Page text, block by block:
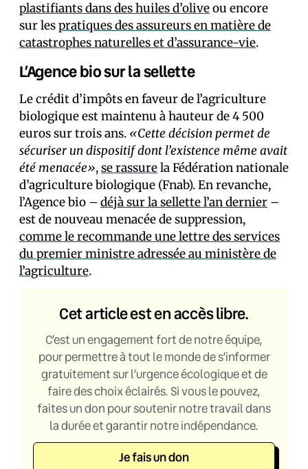
plastifiants dans des huiles d’oliveou encore
sur lespratiques des assureurs en matière de
catastrophes naturelles et d’assurance-vie.
L’Agence bio sur la sellette
Le crédit d’impôts en faveur de l’agriculture
biologique est maintenu à hauteur de 4 500
euros sur trois ans. «Cette décision permet de
sécuriser un dispositif dont l’existence même avait
été menacée»,se rassurela Fédération nationale
d’agriculture biologique (Fnab). En revanche,
l’Agence bio – déjà sur la sellette l’an dernier –
est de nouveau menacée de suppression,
comme le recommande une lettre des services
du premier ministre adressée au ministère de
l’agriculture.
Cet article est en accès libre.
C’est un engagement fort de notre équipe,
pour permettre à tout le monde de s’informer
gratuitement sur l’urgence écologique et de
faire des choix éclairés. Si vous le pouvez,
faites un don pour soutenir notre travail dans
la durée et garantir notre indépendance.
Je fais un don